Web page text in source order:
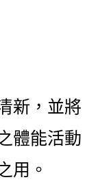
新，並將
體能活動
用。